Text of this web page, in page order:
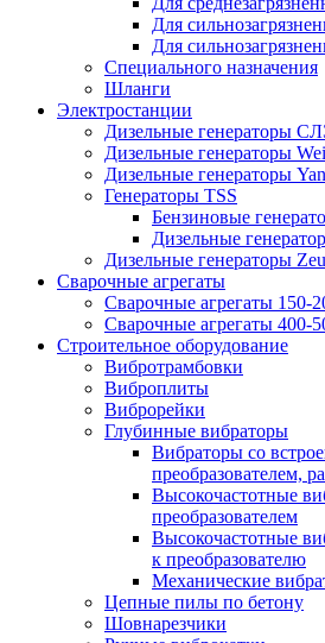
Для
Для
Специального назначения
Шланги
Электростанции
Дизельные генераторы
Дизельные генераторы
Дизельные генераторы
Генераторы TSS
Бензиновые
Дизельные
Дизельные генераторы
Сварочные агрегаты
Сварочные агрегаты 150-
Сварочные агрегаты 400-
Строительное оборудование
Вибротрамбовки
Виброплиты
Виброрейки
Глубинные вибраторы
Вибраторы со
преобразователем,
Высокочастотные
преобразователем
Высокочастотные
к преобразователю
Механические
Цепные пилы по бетону
Шовнарезчики